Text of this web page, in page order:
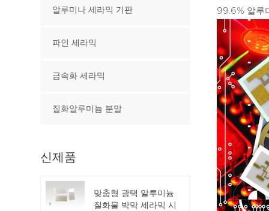
99.6% 알루
알루미나 세라믹 기판
파인 세라믹
금속화 세라믹
질화알루미늄 분말
신제품
맞춤형 광택 알루미늄
질화물 박막 세라믹 시